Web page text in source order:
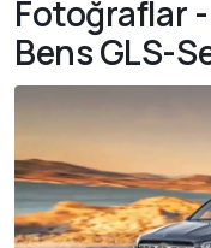
Fotoğraflar
Bens GLS-